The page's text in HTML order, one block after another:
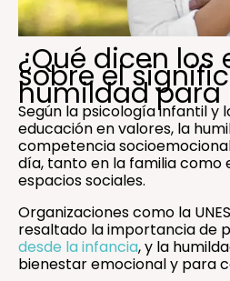
¿Qué dicen los
sobre el
humildad para
Según la psicología infantil y
educación en valores, la
competencia
día, tanto en la familia como
espacios sociales.
Organizaciones como la
resaltado la importancia de
desde la infancia, y la
bienestar emocional y para